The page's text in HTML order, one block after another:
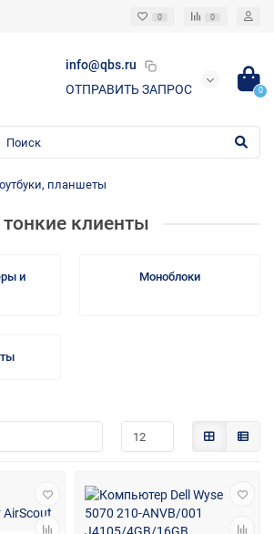
0 0
info@qbs.ru
ОТПРАВИТЬ ЗАПРОС
0
планшеты
клиенты
и
Моноблоки